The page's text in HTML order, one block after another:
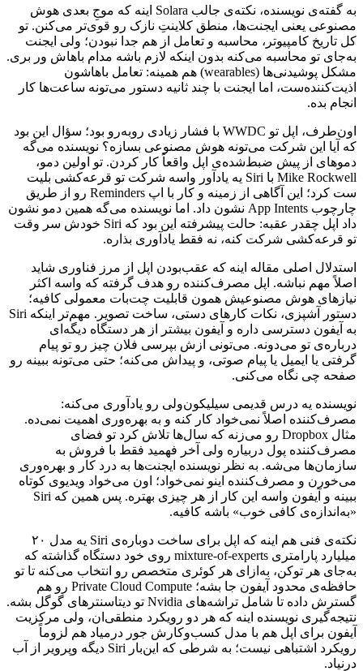
به گفته‌ی نویسنده، نکته‌ی جالب Solara اینه که موجِ بعدی هوش
مصنوعی یعنی ایجنت‌ها، منطق کلاینتِ نازک رو قوی‌تر می‌کنن. تو
کل تاریخ کامپیوتر، محاسبه و تعامل از هم جدا نبودن؛ ولی ایجنت
به‌جای تو محاسبه می‌کنه بدون اینکه لازم باشه مدام باهاش ور بری.
مشکل پوشیدنی‌ها (wearables) هم همینه: تعامل باهاشون
اذیت‌کننده‌ست، اما ایجنت با چند ثانیه دستور می‌تونه ساعت‌ها کار
انجام بده.
اون‌طرف، اپل تو WWDC با فشار زیادی روبه‌رو بود؛ سؤال این بود
که آیا این شرکت می‌تونه هوش مصنوعی بسازه؟ نویسنده می‌گه
دموهای از پیش ضبط‌شده‌ی اپل واقعاً کار کردن. تو اولین دمو،
Mike Rockwell با Siri یه یادآور واسه شرکت تو قرعه‌کشی بلیت
ست کرد؛ این آگاهی از زمینه و کار با اپ Reminders رو از طریق
چارچوب App Intents نشون داد. اما نویسنده می‌گه همین دمو نشون
داد اپل چقدر عقبه: حالت پیشرفته این بود که Siri خودش سر وقت
تو قرعه‌کشی شرکت کنه، نه فقط یادآوری بذاره.
استدلال اصلی مقاله اینه که عقب‌بودن اپل از مرز فناوری شاید
اصلاً مهم نباشه. اپل مصرف‌کننده رو هدف گرفته که واسه اکثر
نیازهای هوش مصنوعیش همون قابلیت چت‌بات معمولی کافیه؛
دستور
آشپزی، نکات کارهای دستی، ساخت تصویر. مهم‌تر اینکه Siri
به آیفون دسترسی داره و آیفون بیشتر از هر دستگاه دیگه‌ای
درباره‌ی تو می‌دونه. می‌تونی ازش بپرسی فلان چیز رو تو پیام
گرفتی یا ایمیل یا پیام صوتی، و پیداش می‌کنه؛ حتی می‌تونه ببینه رو
صفحه چی نگاه می‌کنی.
نویسنده یه درس قدیمی سیلیکون‌ولی رو یادآوری می‌کنه:
مصرف‌کننده اصلاً نمی‌خواد کار کنه و به بهره‌وری اهمیت نمی‌ده.
مثال Dropbox رو می‌زنه که سال‌ها تلاش کرد تو فضای
مصرف‌کننده پول دربیاره ولی آخر فهمید فقط با فروش به
سازمان‌ها می‌شه. به نظر نویسنده ایجنت‌ها به درد کار و بهره‌وری
می‌خورن و مصرف‌کننده اینو نمی‌خواد؛ اون می‌خواد ویدیوی کوتاه
ببینه و آیفون واسه این کار از هر چیزی بهتره. پس همین که Siri
«به‌اندازه‌ی کافی خوب» باشه کافیه.
نکته‌ی فنی هم اینه که اپل برای ساخت دوباره‌ی Siri یه مدل ۲۰
میلیارد پارامتری mixture-of-experts روی خود دستگاه گذاشته که
به‌جای هر توکن، به‌ازای هر کوئری متخصص رو انتخاب می‌کنه تا تو
حافظه‌ی محدود آیفون جا بشه؛ Private Cloud Compute رو هم
گسترش داده تا شامل تراشه‌های Nvidia تو دیتاسنترهای گوگل بشه.
نتیجه‌گیری نویسنده اینه که هر دو رویکرد منطقی‌ان، ولی مرکزیت
آیفون برای اپل هم با مدل کسب‌وکارش جور درمیاد هم لزوماً
رویکرد اشتباهی نیست؛ به شرطی که این‌بار Siri دیگه وپرویر از
آب
درنیاد.